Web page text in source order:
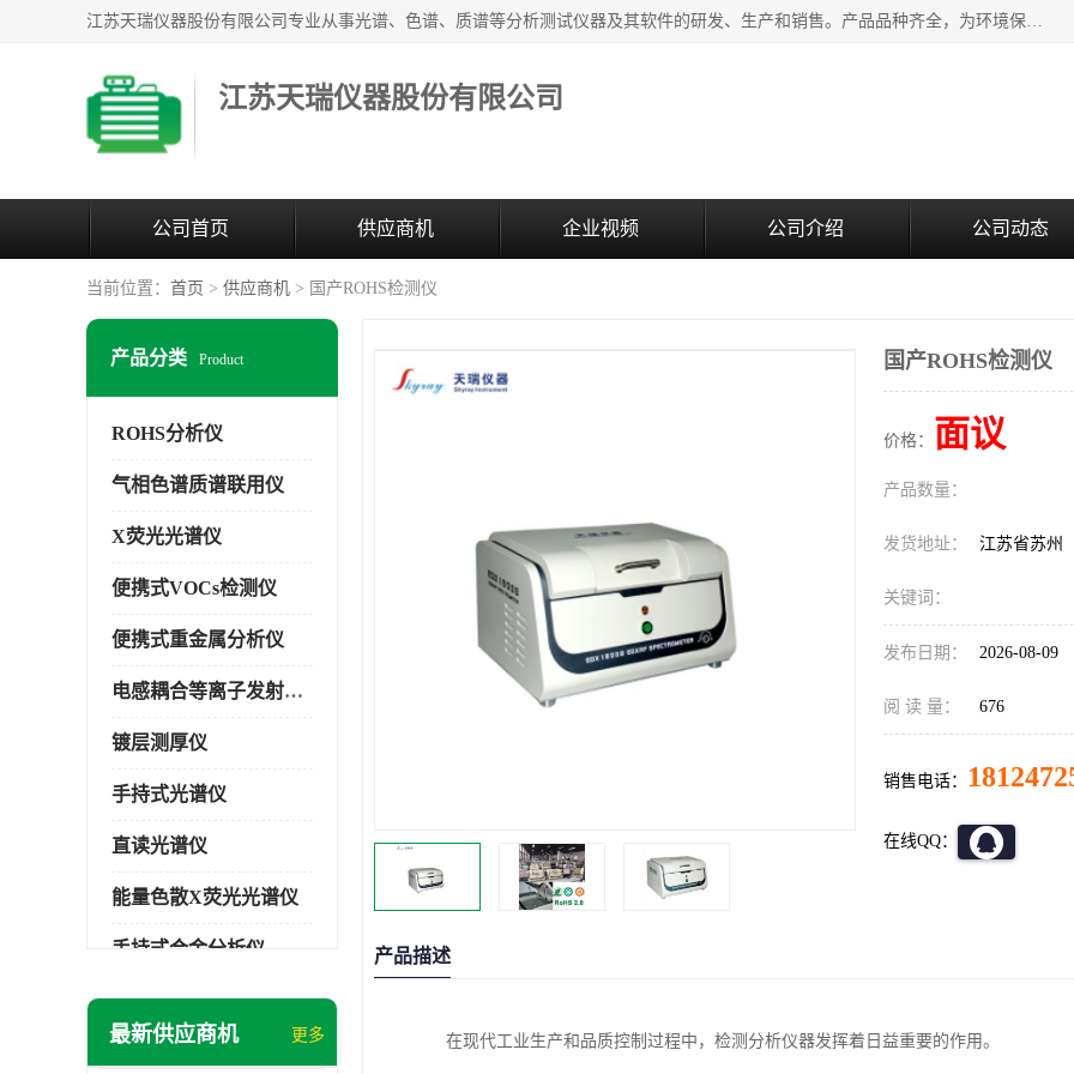
江苏天瑞仪器股份有限公司专业从事光谱、色谱、质谱等分析测试仪器及其软件的研发、生产和销售。产品品种齐全，为环境保护与安全、工业测试与分析及其它领域提供专业解决方案。 为客户提供更加先进的产品和更加满意的服务。
江苏天瑞仪器股份有限公司
公司首页 供应商机 企业视频 公司介绍 公司动态
当前位置： 首页 > 供应商机 > 国产ROHS检测仪
产品分类 Product
ROHS分析仪
气相色谱质谱联用仪
X荧光光谱仪
便携式VOCs检测仪
便携式重金属分析仪
电感耦合等离子发射光谱仪
镀层测厚仪
手持式光谱仪
直读光谱仪
能量色散X荧光光谱仪
手持式合金分析仪
手持式矿石分析仪
最新供应商机 更多
国产ROHS检测仪
价格： 面议
产品数量：
发货地址： 江苏省苏州
关键词：
发布日期： 2026-08-09
阅 读 量： 676
销售电话：
在线QQ：
产品描述
在现代工业生产和品质控制过程中，检测分析仪器发挥着日益重要的作用。